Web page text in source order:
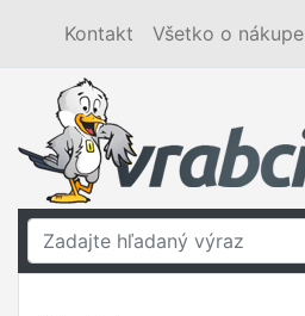
Kontakt Všetko o nákupe